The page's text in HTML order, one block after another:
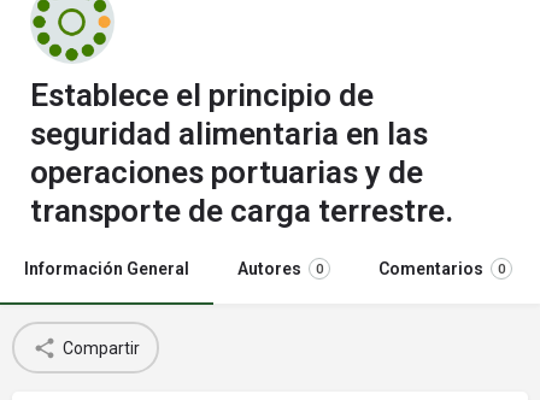
Establece el principio de
seguridad alimentaria en las
operaciones portuarias y de
transporte de carga terrestre.
Información General Autores 0 Comentarios 0
Compartir